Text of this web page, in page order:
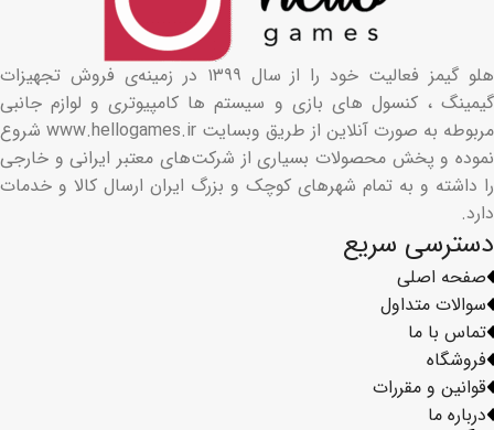
فروشگاه
قوانین و مقررات
درباره ما
دسترسی سریع
صفحه اصلی
سوالات متداول
تماس با ما
هلو گیمز فعالیت خود را از سال ۱۳۹۹ در زمینه‌ی فروش تجهیزات
گیمینگ ، کنسول های بازی و سیستم ها کامپیوتری و لوازم جانبی
مربوطه به صورت آنلاین از طریق وبسایت www.hellogames.ir شروع
نموده و پخش محصولات بسیاری از شرکت‌های معتبر ایرانی و خارجی
را داشته و به تمام شهرهای کوچک و بزرگ ایران ارسال کالا و خدمات
دارد.